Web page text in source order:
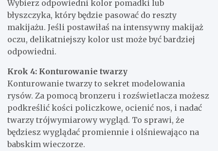
Wybierz odpowiedni kolor pomadki lub
błyszczyka, który będzie pasować do reszty
makijażu. Jeśli postawiłaś na intensywny makijaż
oczu, delikatniejszy kolor ust może być bardziej
odpowiedni.
Krok 4: Konturowanie twarzy
Konturowanie twarzy to sekret modelowania
rysów. Za pomocą bronzeru i rozświetlacza możesz
podkreślić kości policzkowe, ocienić nos, i nadać
twarzy trójwymiarowy wygląd. To sprawi, że
będziesz wyglądać promiennie i olśniewająco na
babskim wieczorze.